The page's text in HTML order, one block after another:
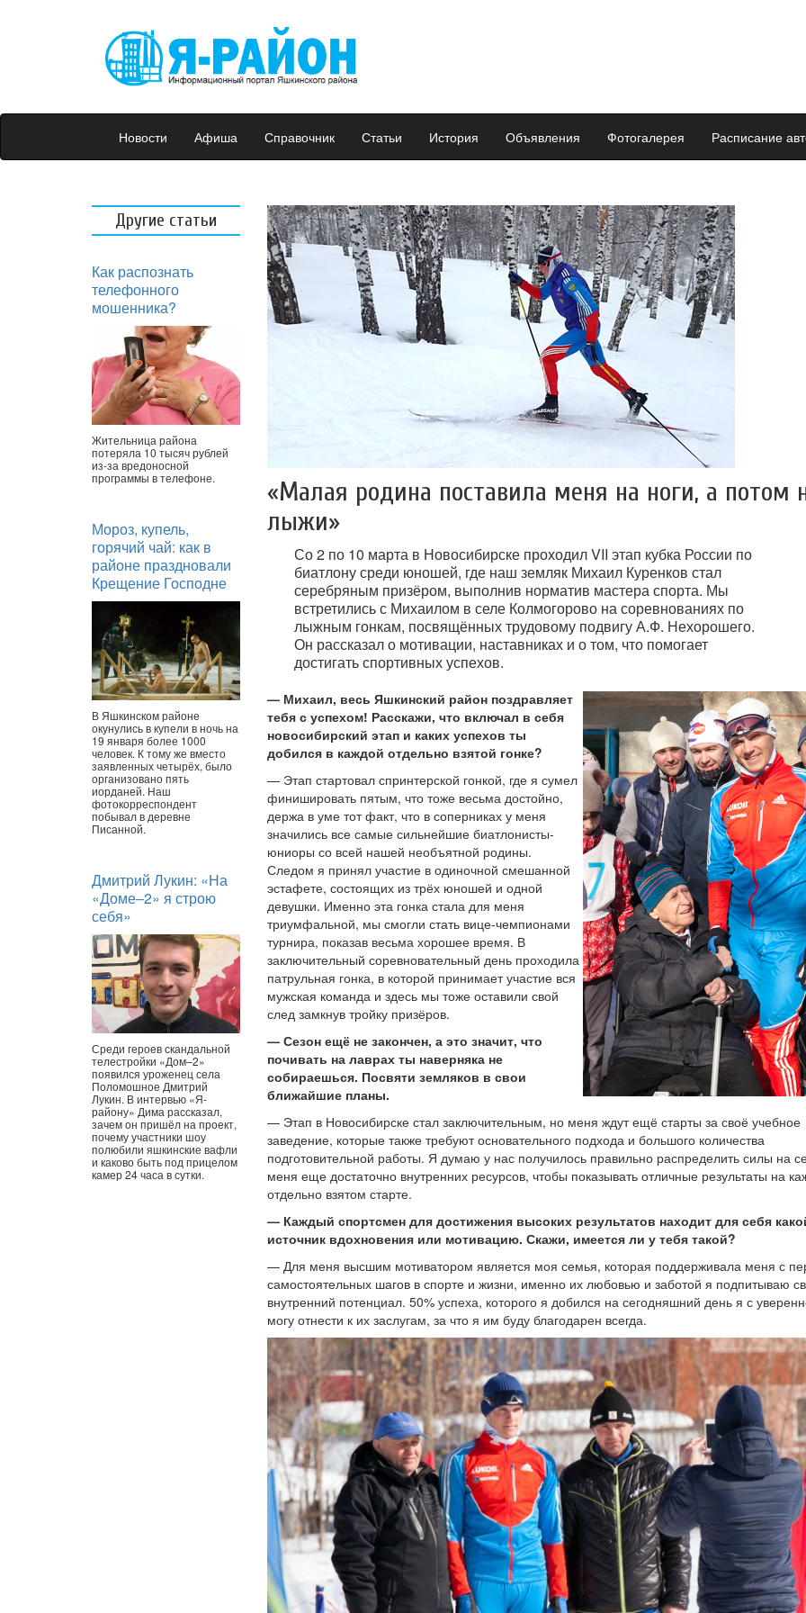
Новости Афиша Справочник Статьи История Объявления Фотогалерея Расписание
Другие статьи
Как распознать
телефонного
мошенника?
Жительница района
потеряла 10 тысяч рублей
из-за вредоносной
программы в телефоне.
Мороз, купель,
горячий чай: как в
районе праздновали
Крещение Господне
В Яшкинском районе
окунулись в купели в ночь на
19 января более 1000
человек. К тому же вместо
заявленных четырёх, было
организовано пять
иорданей. Наш
фотокорреспондент
побывал в деревне
Писанной.
Дмитрий Лукин: «На
«Доме–2» я строю
себя»
Среди героев скандальной
телестройки «Дом–2»
появился уроженец села
Поломошное Дмитрий
Лукин. В интервью «Я-
району» Дима рассказал,
зачем он пришёл на проект,
почему участники шоу
полюбили яшкинские вафли
и каково быть под прицелом
камер 24 часа в сутки.
«Малая родина поставила меня на ноги, а потом
лыжи»
Со 2 по 10 марта в Новосибирске проходил VII этап кубка России по
биатлону среди юношей, где наш земляк Михаил Куренков стал
серебряным призёром, выполнив норматив мастера спорта. Мы
встретились с Михаилом в селе Колмогорово на соревнованиях по
лыжным гонкам, посвящённых трудовому подвигу А.Ф. Нехорошего.
Он рассказал о мотивации, наставниках и о том, что помогает
достигать спортивных успехов.
— Михаил, весь Яшкинский район поздравляет
тебя с успехом! Расскажи, что включал в себя
новосибирский этап и каких успехов ты
добился в каждой отдельно взятой гонке?
— Этап стартовал спринтерской гонкой, где я сумел
финишировать пятым, что тоже весьма достойно,
держа в уме тот факт, что в соперниках у меня
значились все самые сильнейшие биатлонисты-
юниоры со всей нашей необъятной родины.
Следом я принял участие в одиночной смешанной
эстафете, состоящих из трёх юношей и одной
девушки. Именно эта гонка стала для меня
триумфальной, мы смогли стать вице-чемпионами
турнира, показав весьма хорошее время. В
заключительный соревновательный день проходила
патрульная гонка, в которой принимает участие вся
мужская команда и здесь мы тоже оставили свой
след замкнув тройку призёров.
— Сезон ещё не закончен, а это значит, что
почивать на лаврах ты наверняка не
собираешься. Посвяти земляков в свои
ближайшие планы.
— Этап в Новосибирске стал заключительным, но меня ждут ещё старты за своё учебное
заведение, которые также требуют основательного подхода и большого количества
подготовительной работы. Я думаю у нас получилось правильно распределить силы на
меня еще достаточно внутренних ресурсов, чтобы показывать отличные результаты на
отдельно взятом старте.
— Каждый спортсмен для достижения высоких результатов находит для себя
источник вдохновения или мотивацию. Скажи, имеется ли у тебя такой?
— Для меня высшим мотиватором является моя семья, которая поддерживала меня с
самостоятельных шагов в спорте и жизни, именно их любовью и заботой я подпитываю
внутренний потенциал. 50% успеха, которого я добился на сегодняшний день я с
могу отнести к их заслугам, за что я им буду благодарен всегда.